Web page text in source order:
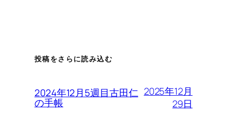
投稿をさらに読み込む
2024年12月5週目古田仁
の手帳
2025年12月
29日